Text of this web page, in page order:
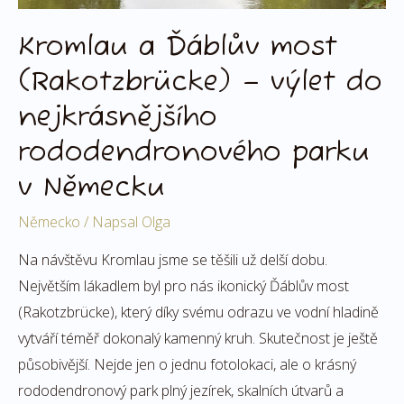
Kromlau a Ďáblův most
(Rakotzbrücke) – výlet do
nejkrásnějšího
rododendronového parku
v Německu
Německo / Napsal Olga
Na návštěvu Kromlau jsme se těšili už delší dobu.
Největším lákadlem byl pro nás ikonický Ďáblův most
(Rakotzbrücke), který díky svému odrazu ve vodní hladině
vytváří téměř dokonalý kamenný kruh. Skutečnost je ještě
působivější. Nejde jen o jednu fotolokaci, ale o krásný
rododendronový park plný jezírek, skalních útvarů a
parku
v
Německu